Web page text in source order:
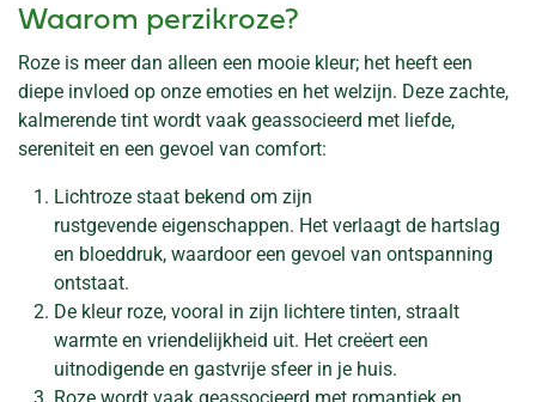
Waarom perzikroze?
Roze is meer dan alleen een mooie kleur; het heeft een
diepe invloed op onze emoties en het welzijn. Deze zachte,
kalmerende tint wordt vaak geassocieerd met liefde,
sereniteit en een gevoel van comfort:
Lichtroze staat bekend om zijn
rustgevende eigenschappen. Het verlaagt de hartslag
en bloeddruk, waardoor een gevoel van ontspanning
ontstaat.
De kleur roze, vooral in zijn lichtere tinten, straalt
warmte en vriendelijkheid uit. Het creëert een
uitnodigende en gastvrije sfeer in je huis.